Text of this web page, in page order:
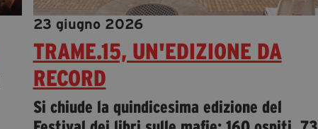
23 giugno 2026
TRAME.15, UN'EDIZIONE DA
RECORD
Si chiude la quindicesima edizione del